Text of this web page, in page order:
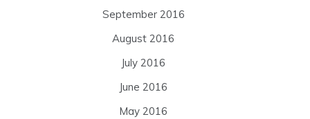
September 2016
August 2016
July 2016
June 2016
May 2016